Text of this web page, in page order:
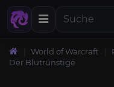
World of Warcraft
Der Blutrünstige